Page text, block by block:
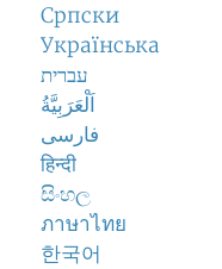
Српски
Українська
עברית
اَلْعَرَبِيَّةُ
فارسی
हिन्दी
සිංහල
ภาษาไทย
한국어